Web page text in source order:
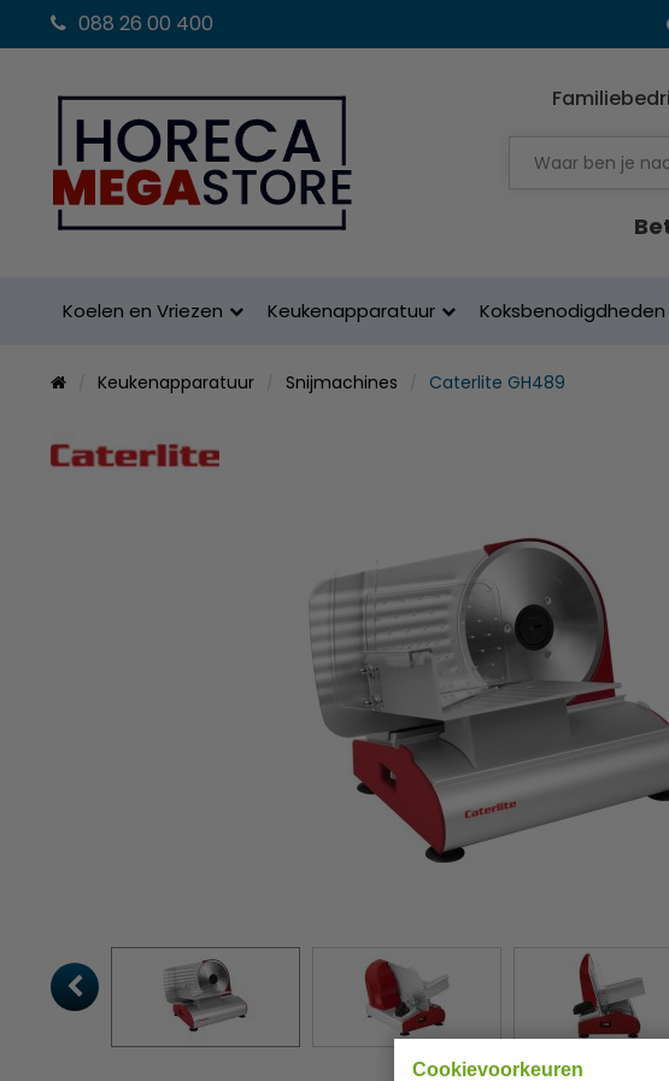
Cookievoorkeuren
088 26 00 400
Koelen en Vriezen Keukenapparatuur Koksbenodigdheden
Keukenapparatuur Snijmachines Caterlite GH489